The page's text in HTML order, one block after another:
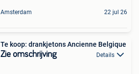
Amsterdam 22 jul 26
Te koop: drankjetons Ancienne Belgique
Zie omschrijving Details